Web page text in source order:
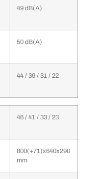
49 dB(A)
50 dB(A)
44 / 39 / 31 / 22
46 / 41 / 33 / 23
800(+71)x640x290
mm